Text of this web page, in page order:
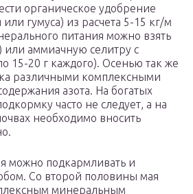
органическое удобрение
гумуса) из расчета 5-15 кг/м
питания можно взять
или аммиачную селитру с
15-20 г каждого). Осенью так же
различными комплексными
азота. На богатых
часто не следует, а на
необходимо вносить
можно подкармливать и
Со второй половины мая
минеральным